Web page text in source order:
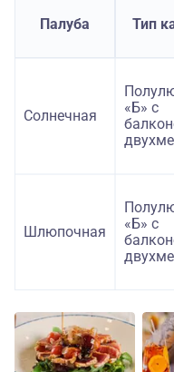
Палуба Тип
Солнечная
«Б» с
Шлюпочная
«Б» с